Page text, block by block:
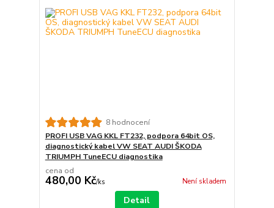
8 hodnocení
PROFI USB VAG KKL FT232, podpora 64bit OS,
diagnostický kabel VW SEAT AUDI ŠKODA
TRIUMPH TuneECU diagnostika
cena od
480,00 Kč/ks Není skladem
Detail